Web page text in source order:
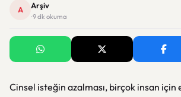
A Arşiv
· 9 dk okuma
Cinsel isteğin azalması, birçok insan